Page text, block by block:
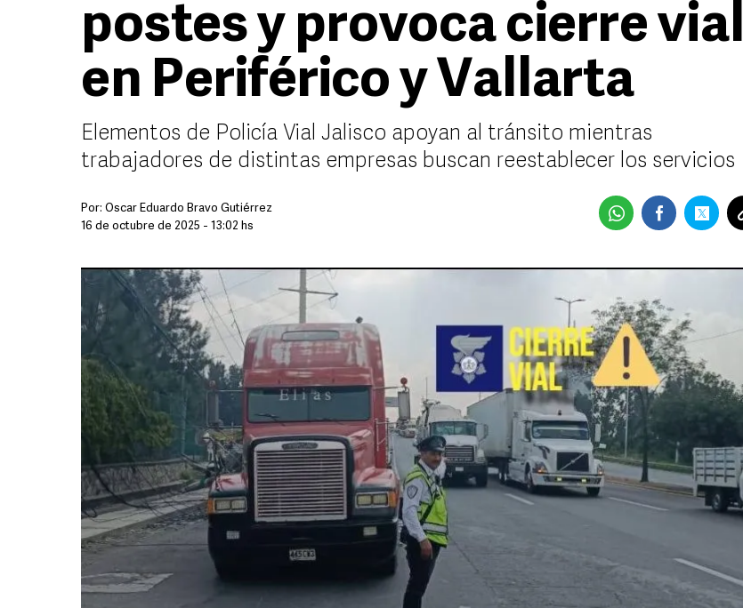
postes y provoca cierre vial
en Periférico y Vallarta
Elementos de Policía Vial Jalisco apoyan al tránsito mientras
trabajadores de distintas empresas buscan reestablecer los servicios
Por: Oscar Eduardo Bravo Gutiérrez
16 de octubre de 2025 - 13:02 hs